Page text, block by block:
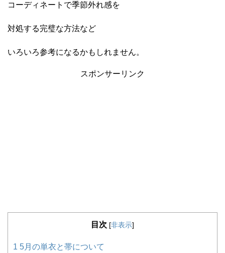
コーディネートで季節外れ感を
対処する完璧な方法など
いろいろ参考になるかもしれません。
スポンサーリンク
目次 [非表示]
1 5月の単衣と帯について